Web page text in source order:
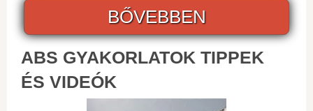
BŐVEBBEN
ABS GYAKORLATOK TIPPEK
ÉS VIDEÓK